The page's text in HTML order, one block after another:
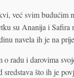
već svim budućim
su Ananija i Safira
navela ih je na
radu i darovima
što ih je